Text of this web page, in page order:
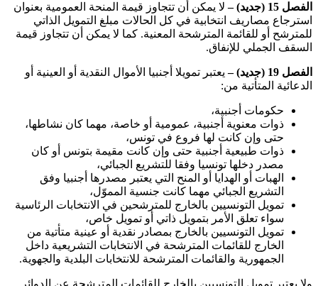
الفصل 15 (جديد) –
لا يمكن أن تتجاوز قيمة المنحة العمومية بعنوان
استرجاع مصاريف انتخابية في كل الحالات مبلغ التمويل الذاتي
للمترشح أو للقائمة المترشحة المعنية. كما لا يمكن أن تتجاوز قيمة
السقف الجملي للإنفاق.
الفصل 19 (جديد) –
يعتبر تمويلا أجنبيا الأموال النقدية أو العينية أو
الدعائية المتأتية من:
حكومات أجنبية،
ذوات معنوية أجنبية، عمومية أو خاصة، مهما كان نشاطها،
حتى وإن كانت لها فروع في تونس،
ذوات طبيعية أجنبية حتى وإن كانت مقيمة بتونس أو كان
مصدر دخلها تونسيا وفقا للتشريع الجبائي،
الهبات أو الهدايا أو المنح التي يعتبر مصدرها أجنبيا وفق
التشريع الجبائي مهما كانت جنسية المموّل،
تمويل التونسيين بالخارج للمترشحين في الانتخابات الرئاسية
سواء تعلق الأمر بتمويل ذاتي أو تمويل خاص،
تمويل التونسيين بالخارج بمصادر نقدية أو عينية متأتية من
الخارج للقائمات المترشحة في الانتخابات التشريعية داخل
الجمهورية والقائمات المترشحة للانتخابات البلدية والجهوية.